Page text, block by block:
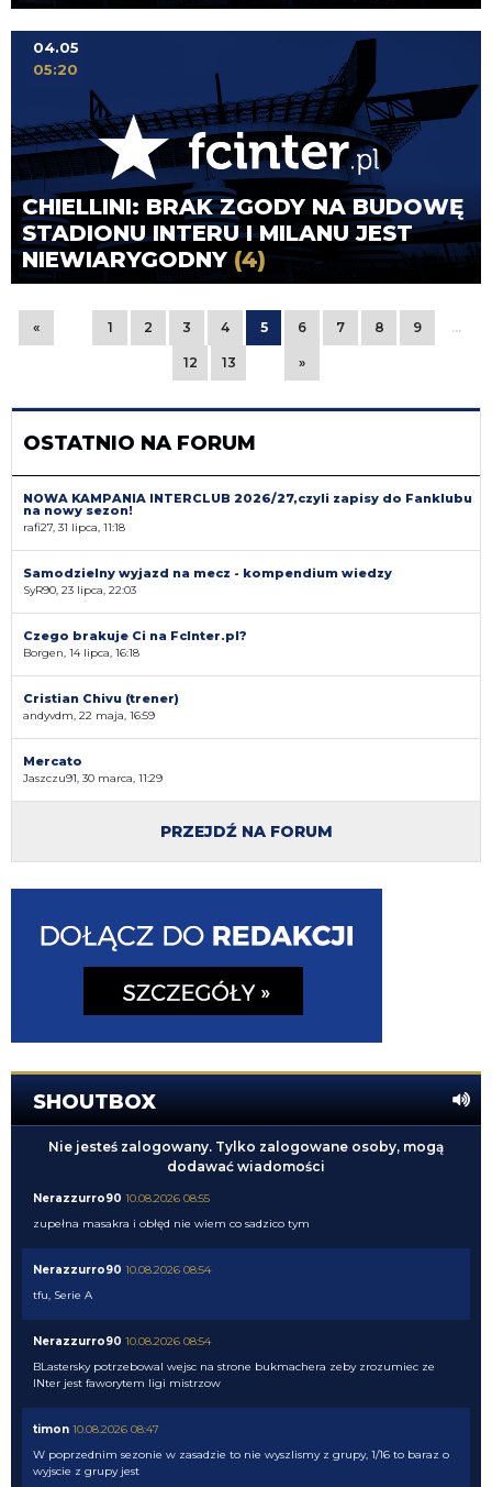
CHIELLINI: BRAK ZGODY NA BUDOWĘ
STADIONU INTERU I MILANU JEST
NIEWIARYGODNY(4)
04.05
05:20
« 1 2 3 4 5 6 7 8 9 …
12 13 »
OSTATNIO NA FORUM
NOWA KAMPANIA INTERCLUB 2026/27,czyli zapisy do Fanklubu
na nowy sezon!
rafi27, 31 lipca, 11:18
Samodzielny wyjazd na mecz - kompendium wiedzy
SyR90, 23 lipca, 22:03
Czego brakuje Ci na FcInter.pl?
Borgen, 14 lipca, 16:18
Cristian Chivu (trener)
andyvdm, 22 maja, 16:59
Mercato
Jaszczu91, 30 marca, 11:29
PRZEJDŹ NA FORUM
SHOUTBOX
Nie jesteś zalogowany. Tylko zalogowane osoby, mogą
dodawać wiadomości
Nerazzurro90 10.08.2026 08:55
zupełna masakra i obłęd nie wiem co sadzico tym
Nerazzurro90 10.08.2026 08:54
tfu, Serie A
Nerazzurro90 10.08.2026 08:54
BLastersky potrzebowal wejsc na strone bukmachera zeby zrozumiec ze
INter jest faworytem ligi mistrzow
timon 10.08.2026 08:47
W poprzednim sezonie w zasadzie to nie wyszlismy z grupy, 1/16 to baraz o
wyjscie z grupy jest